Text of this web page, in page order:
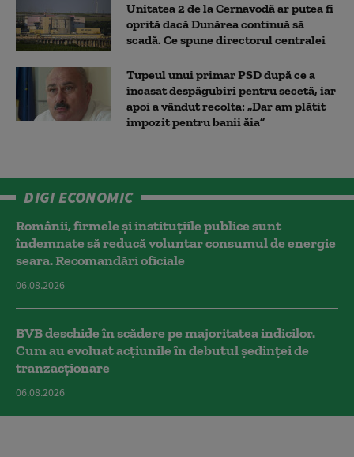
Unitatea 2 de la Cernavodă ar putea fi
oprită dacă Dunărea continuă să
scadă. Ce spune directorul centralei
Tupeul unui primar PSD după ce a
încasat despăgubiri pentru secetă, iar
apoi a vândut recolta: „Dar am plătit
impozit pentru banii ăia”
DIGI ECONOMIC
Românii, firmele și instituțiile publice sunt
îndemnate să reducă voluntar consumul de energie
seara. Recomandări oficiale
06.08.2026
BVB deschide în scădere pe majoritatea indicilor.
Cum au evoluat acțiunile în debutul ședinței de
tranzacționare
06.08.2026